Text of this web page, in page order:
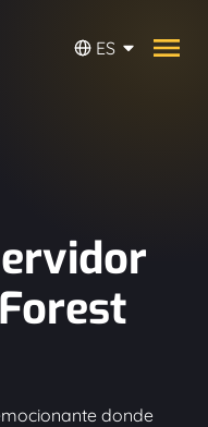
ES
donde